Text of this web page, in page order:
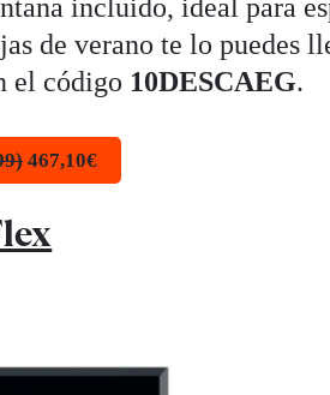
incluido, ideal para
de verano te lo puedes
el código 10DESCAEG.
467,10€